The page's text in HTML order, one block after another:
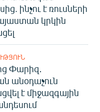
ինչու է ռուսների
կրկին
Փարիզ․
անօդաչուն
է միջազգային